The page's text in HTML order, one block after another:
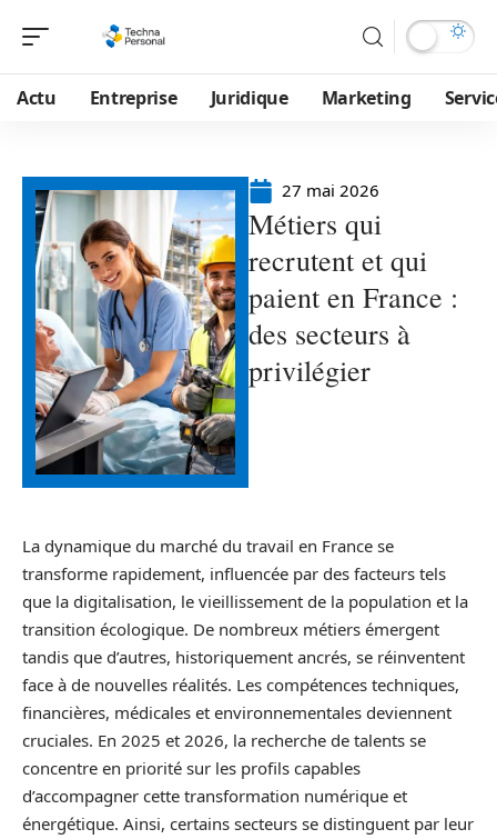
Actu Entreprise Juridique Marketing
27 mai 2026
Métiers qui
recrutent et qui
paient en France :
des secteurs à
privilégier
La dynamique du marché du travail en France se
transforme rapidement, influencée par des facteurs tels
que la digitalisation, le vieillissement de la population et la
transition écologique. De nombreux métiers émergent
tandis que d’autres, historiquement ancrés, se réinventent
face à de nouvelles réalités. Les compétences techniques,
financières, médicales et environnementales deviennent
cruciales. En 2025 et 2026, la recherche de talents se
concentre en priorité sur les profils capables
d’accompagner cette transformation numérique et
énergétique. Ainsi, certains secteurs se distinguent par leur